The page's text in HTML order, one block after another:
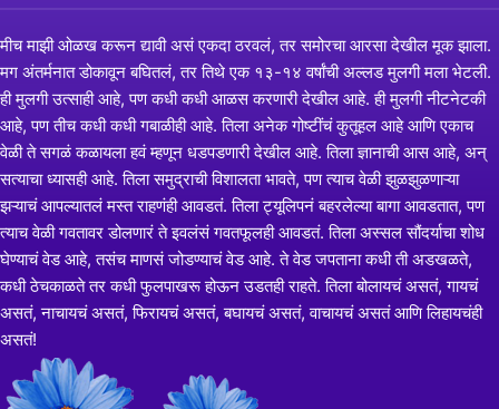
मीच माझी ओळख करून द्यावी असं एकदा ठरवलं, तर समोरचा आरसा देखील मूक झाला.
मग अंतर्मनात डोकावून बघितलं, तर तिथे एक १३-१४ वर्षांची अल्लड मुलगी मला भेटली.
ही मुलगी उत्साही आहे, पण कधी कधी आळस करणारी देखील आहे. ही मुलगी नीटनेटकी
आहे, पण तीच कधी कधी गबाळीही आहे. तिला अनेक गोष्टींचं कुतूहल आहे आणि एकाच
वेळी ते सगळं कळायला हवं म्हणून धडपडणारी देखील आहे. तिला ज्ञानाची आस आहे, अन्
सत्याचा ध्यासही आहे. तिला समुद्राची विशालता भावते, पण त्याच वेळी झुळझुळणाऱ्या
झऱ्याचं आपल्यातलं मस्त राहणंही आवडतं. तिला ट्यूलिपनं बहरलेल्या बागा आवडतात, पण
त्याच वेळी गवतावर डोलणारं ते इवलंसं गवतफूलही आवडतं. तिला अस्सल सौंदर्याचा शोध
घेण्याचं वेड आहे, तसंच माणसं जोडण्याचं वेड आहे. ते वेड जपताना कधी ती अडखळते,
कधी ठेचकाळते तर कधी फुलपाखरू होऊन उडतही राहते. तिला बोलायचं असतं, गायचं
असतं, नाचायचं असतं, फिरायचं असतं, बघायचं असतं, वाचायचं असतं आणि लिहायचंही
असतं!